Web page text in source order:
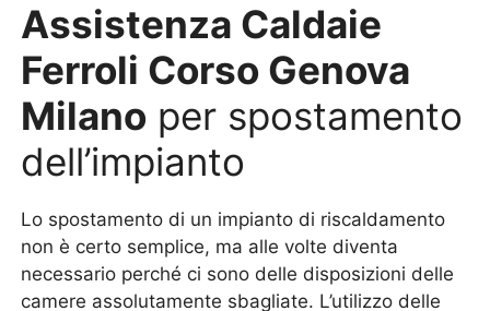
Assistenza Caldaie
Ferroli Corso Genova
Milano per spostamento
dell’impianto
Lo spostamento di un impianto di riscaldamento
non è certo semplice, ma alle volte diventa
necessario perché ci sono delle disposizioni delle
camere assolutamente sbagliate. L’utilizzo delle